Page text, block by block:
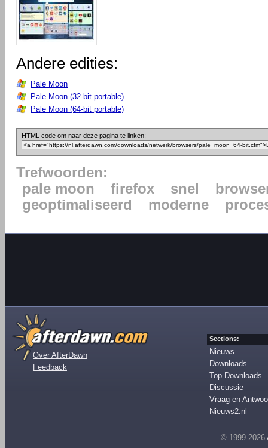
Andere edities:
Pale Moon
Pale Moon (32-bit portable)
Pale Moon (64-bit portable)
HTML code om naar deze pagina te linken:
Trefwoorden:
pale moon
firefox snel
geoptimaliseerd
moderne
Over AfterDawn
Feedback
Sections:
Nieuws
Downloads
Top Downloads
Discussie
Vraag en
Nieuws2.nl
© 1999-2026